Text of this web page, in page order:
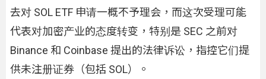
去对 SOL ETF 申请一概不予理会，而这次受理可能
代表对加密产业的态度转变，特别是 SEC 之前对
Binance 和 Coinbase 提出的法律诉讼，指控它们提
供未注册证券（包括 SOL）。